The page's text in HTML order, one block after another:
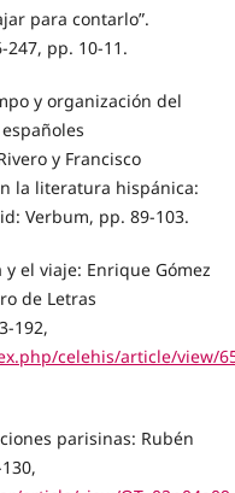
para contarlo”.
pp. 10-11.
y organización del
y Francisco
la literatura hispánica:
Verbum, pp. 89-103.
y el viaje: Enrique Gómez
de Letras
192,
celehis/article/view/
parisinas: Rubén